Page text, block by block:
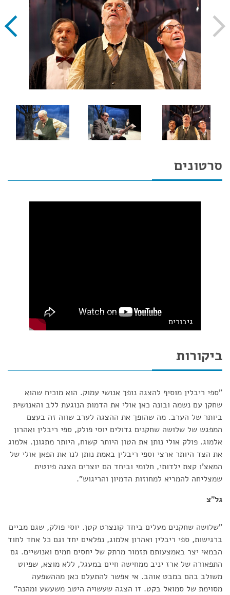
סרטונים
גיבורים
ביקורות
"ספי ריבלין מוסיף להצגה נופך אנושי עמוק. הוא מוכיח שהוא
שחקן עם נשמה ובונה כאן אולי את הדמות הנוגעת ללב והאנושית
ביותר של הערב. מה שהופך את ההצגה לערב שווה זה בעצם
המפגש של שלושה שחקנים גדולים יוסי פולק, ספי ריבלין ואהרון
אלמוג. פולק אולי נותן את הטון היותר קשוח, היותר מתגונן. אלמוג
את הצד היותר ארצי וספי ריבלין באמת נותן לנו את הפאן אולי של
המאצ'ו קצת ילדותי, חלומי וביחד הם יוצרים הצגה פיוטית
שמצליחה להמריא למחוזות הדמיון והריגוש".
גל"צ
"שלושה שחקנים מעלים ביחד קונצרט קטן. יוסי פולק, שגם מביים
ברגישות, ספי ריבלין ואהרון אלמוג, נפלאים יחד וגם כל אחד לחוד
הבמאי יצר באמצעותם תזמור מרתק של יחסים חמים ואנושיים. גם
התפאורה של ארז יניב ממחישה חיים במעגל, ללא מוצא, שפיוט
משולב בהם במבט אוהב. אי אפשר להתעלם כאן מההשפעה
מסוימת של סמואל בקט. זו הצגה שעשויה היטב משעשע ומהנה"